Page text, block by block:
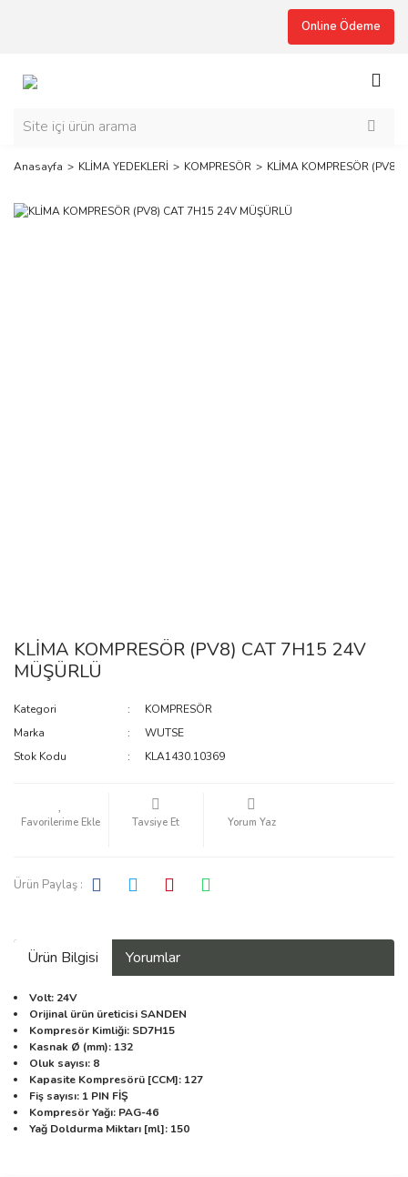
Online Ödeme
Anasayfa KLİMA YEDEKLERİ KOMPRESÖR KLİMA KOMPRESÖR (PV8)
KLİMA KOMPRESÖR (PV8) CAT 7H15 24V
MÜŞÜRLÜ
Kategori
KOMPRESÖR
Marka
WUTSE
Stok Kodu
KLA1430.10369
Tavsiye Et Yorum Yaz
Ürün Paylaş :
Ürün Bilgisi Yorumlar
Volt: 24V
Orijinal ürün üreticisi SANDEN
Kompresör Kimliği: SD7H15
Kasnak Ø (mm): 132
Oluk sayısı: 8
Kapasite Kompresörü [CCM]: 127
Fiş sayısı: 1 PIN FİŞ
Kompresör Yağı: PAG-46
Yağ Doldurma Miktarı [ml]: 150